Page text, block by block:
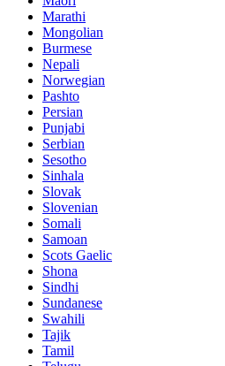
Marathi
Mongolian
Burmese
Nepali
Norwegian
Pashto
Persian
Punjabi
Serbian
Sesotho
Sinhala
Slovak
Slovenian
Somali
Samoan
Scots Gaelic
Shona
Sindhi
Sundanese
Swahili
Tajik
Tamil